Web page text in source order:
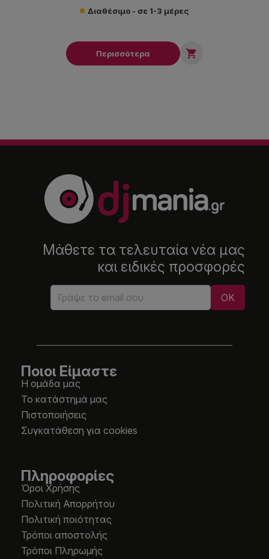
Διαθέσιμο - σε 1-3 μέρες
Περισσότερα 
Μάθετε τα τελευταία νέα μας
και ειδικές προσφορές
Ποιοι Είμαστε
Η ομάδα μας
Το κατάστημά μας
Πιστοποιήσεις
Συγκατάθεση για cookies
Πληροφορίες
Όροι Χρήσης
Πολιτική Απορρήτου
Πολιτική ποιότητας
Τρόποι αποστολής
Τρόποι Πληρωμής